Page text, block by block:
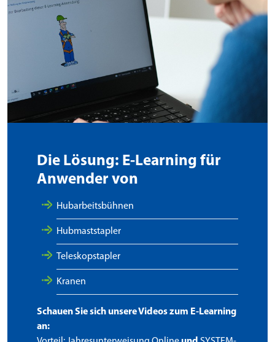
Die Lösung: E-Learning für
Anwender von
Hubarbeitsbühnen
Hubmaststapler
Teleskopstapler
Kranen
Schauen Sie sich unsere Videos zum E-Learning
an: